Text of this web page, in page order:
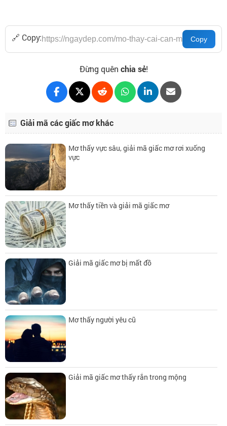
🔗 Copy:
Đừng quên chia sẻ!
Giải mã các giấc mơ khác
Mơ thấy vực sâu, giải mã giấc mơ rơi xuống
vực
Mơ thấy tiền và giải mã giấc mơ
Giải mã giấc mơ bị mất đồ
Mơ thấy người yêu cũ
Giải mã giấc mơ thấy rắn trong mộng